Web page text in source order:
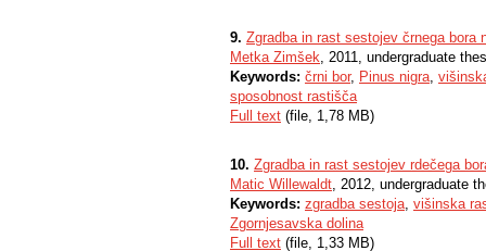
9. Zgradba in rast sestojev črnega bora
Metka Zimšek, 2011, undergraduate
Keywords: črni bor, Pinus nigra,
sposobnost rastišča
Full text (file, 1,78 MB)
10. Zgradba in rast sestojev rdečega
Matic Willewaldt, 2012, undergraduate
Keywords: zgradba sestoja, višinska
Zgornjesavska dolina
Full text (file, 1,33 MB)